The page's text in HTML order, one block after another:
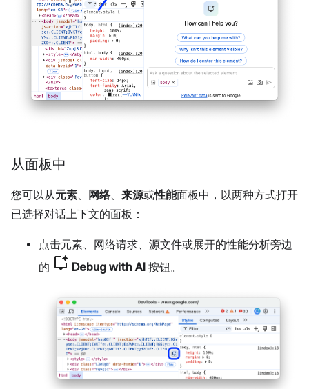
从面板中
您可以从元素、 网络、 来源或性能面板中，以两种方式打开
已选择对话上下文的面板：
点击元素、网络请求、源文件或展开的性能分析旁边
的
Debug with AI 按钮。